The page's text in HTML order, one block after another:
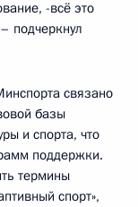
-всё это
подчеркнул
связано
базы
и спорта, что
поддержки.
термины
спорт»,